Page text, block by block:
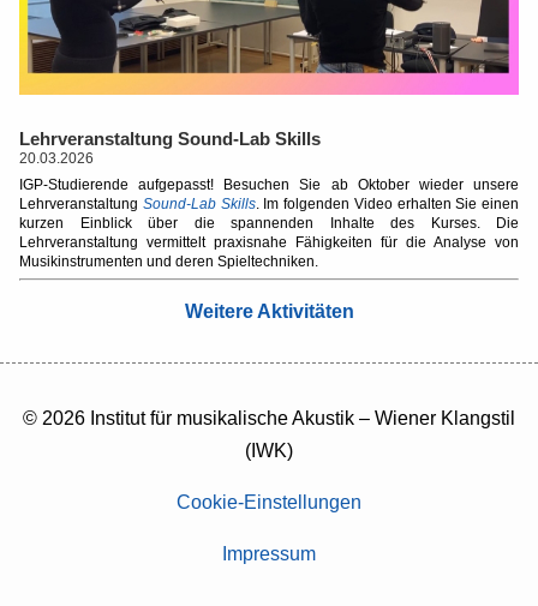
Lehrveranstaltung Sound-Lab Skills
20.03.2026
IGP-Studierende aufgepasst! Besuchen Sie ab Oktober wieder unsere
Lehrveranstaltung Sound-Lab Skills. Im folgenden Video erhalten Sie einen
kurzen Einblick über die spannenden Inhalte des Kurses. Die
Lehrveranstaltung vermittelt praxisnahe Fähigkeiten für die Analyse von
Musikinstrumenten und deren Spieltechniken.
Weitere Aktivitäten
© 2026 Institut für musikalische Akustik – Wiener Klangstil
(IWK)
Cookie-Einstellungen
Impressum